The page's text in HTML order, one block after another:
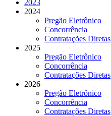
2023
2024
Pregão Eletrônico
Concorrência
Contratações Diretas
2025
Pregão Eletrônico
Concorrência
Contratações Diretas
2026
Pregão Eletrônico
Concorrência
Contratações Diretas